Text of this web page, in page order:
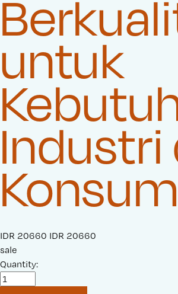
untuk
Industri
S
a
l
e
IDR 20660 O
IDR 20660
sale
Quantity: